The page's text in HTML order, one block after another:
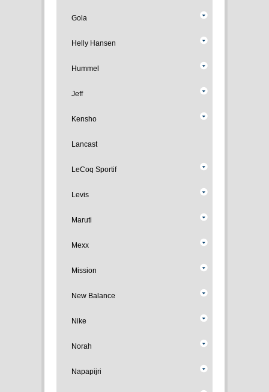
Gola
Helly Hansen
Hummel
Jeff
Kensho
Lancast
LeCoq Sportif
Levis
Maruti
Mexx
Mission
New Balance
Nike
Norah
Napapijri